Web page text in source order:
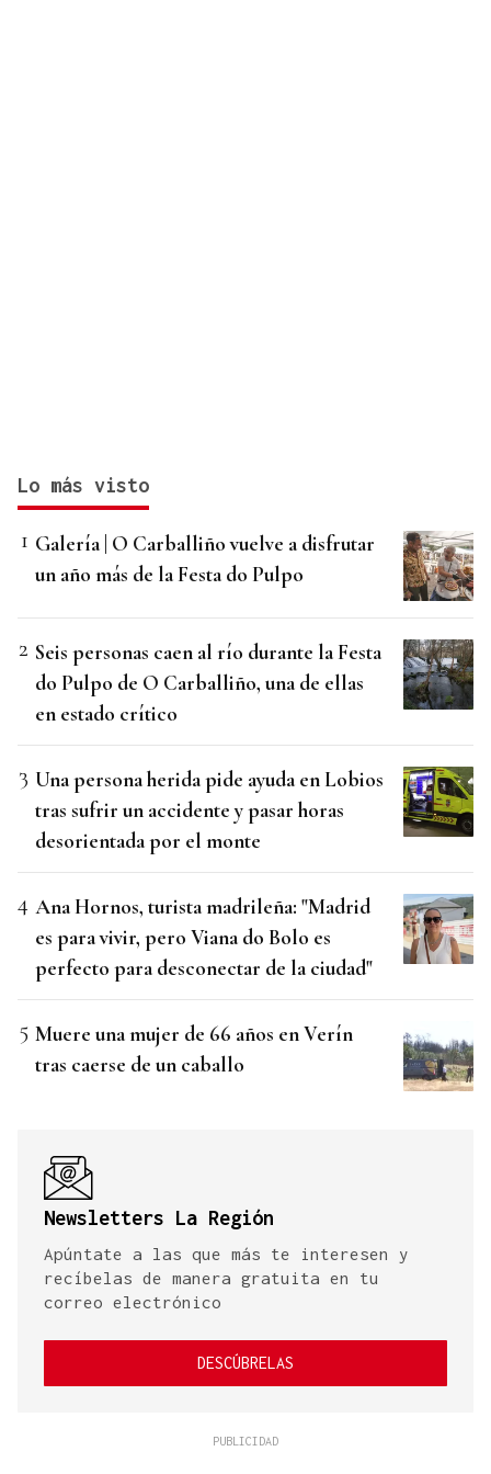
Lo más visto
Galería | O Carballiño vuelve a disfrutar
un año más de la Festa do Pulpo
Seis personas caen al río durante la Festa
do Pulpo de O Carballiño, una de ellas
en estado crítico
Una persona herida pide ayuda en Lobios
tras sufrir un accidente y pasar horas
desorientada por el monte
Ana Hornos, turista madrileña: "Madrid
es para vivir, pero Viana do Bolo es
perfecto para desconectar de la ciudad"
Muere una mujer de 66 años en Verín
tras caerse de un caballo
Newsletters La Región
Apúntate a las que más te interesen y
recíbelas de manera gratuita en tu
correo electrónico
DESCÚBRELAS